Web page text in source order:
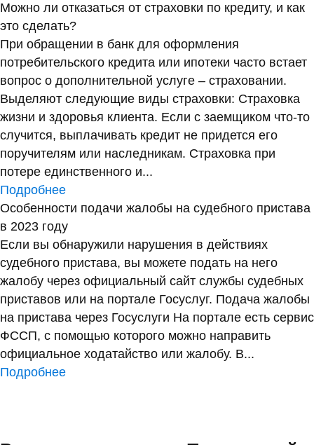
Можно ли отказаться от страховки по кредиту, и как
это сделать?
При обращении в банк для оформления
потребительского кредита или ипотеки часто встает
вопрос о дополнительной услуге – страховании.
Выделяют следующие виды страховки: Страховка
жизни и здоровья клиента. Если с заемщиком что-то
случится, выплачивать кредит не придется его
поручителям или наследникам. Страховка при
потере единственного и...
Подробнее
Особенности подачи жалобы на судебного пристава
в 2023 году
Если вы обнаружили нарушения в действиях
судебного пристава, вы можете подать на него
жалобу через официальный сайт службы судебных
приставов или на портале Госуслуг. Подача жалобы
на пристава через Госуслуги На портале есть сервис
ФССП, с помощью которого можно направить
официальное ходатайство или жалобу. В...
Подробнее